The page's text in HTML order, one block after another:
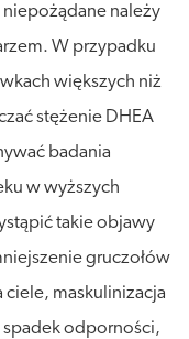
niepożądane należy
W przypadku
większych niż
stężenie DHEA
badania
w wyższych
takie objawy
gruczołów
maskulinizacja
odporności,